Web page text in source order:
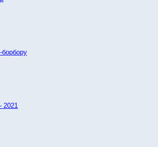
борбору
2021